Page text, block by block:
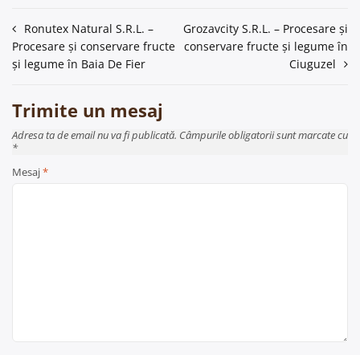
Navigare
în
Ronutex Natural S.R.L. –
Procesare și conservare fructe
și legume în Baia De Fier
Grozavcity S.R.L. – Procesare și
conservare fructe și legume în
Ciuguzel
Trimite un mesaj
Adresa ta de email nu va fi publicată. Câmpurile obligatorii sunt marcate cu
*
Mesaj*